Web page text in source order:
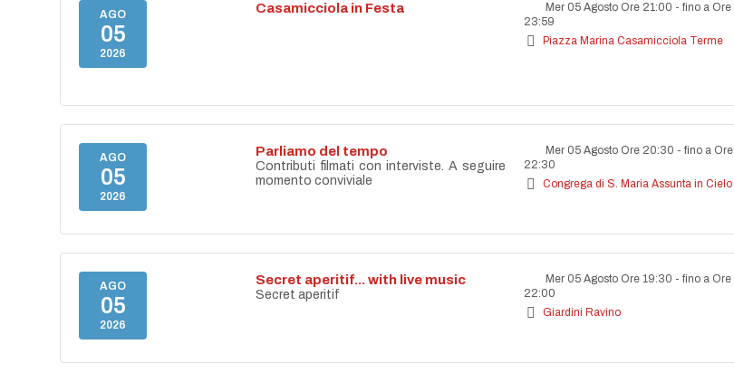
AGO
05
2026
Casamicciola in Festa Mer 05 Agosto Ore 21:00 - fino a Ore
23:59
Piazza Marina Casamicciola Terme
AGO
05
2026
Parliamo del tempo
Contributi filmati con interviste. A seguire
momento conviviale
Mer 05 Agosto Ore 20:30 - fino a Ore
22:30
Congrega di S. Maria Assunta in Cielo
AGO
05
2026
Secret aperitif... with live music
Secret aperitif
Mer 05 Agosto Ore 19:30 - fino a Ore
22:00
Giardini Ravino